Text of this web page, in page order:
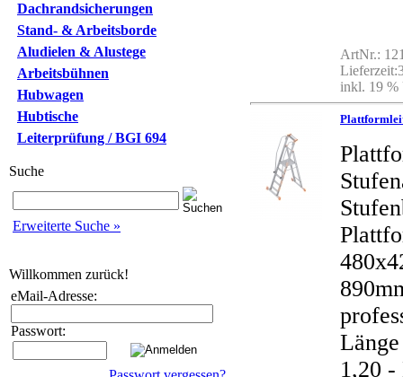
Dachrandsicherungen
Stand- & Arbeitsborde
Aludielen & Alustege
Arbeitsbühnen
Hubwagen
Hubtische
Leiterprüfung / BGI 694
Suche
Erweiterte Suche »
Willkommen zurück!
eMail-Adresse:
Passwort:
ArtNr.:
inkl. 19
1,20 -